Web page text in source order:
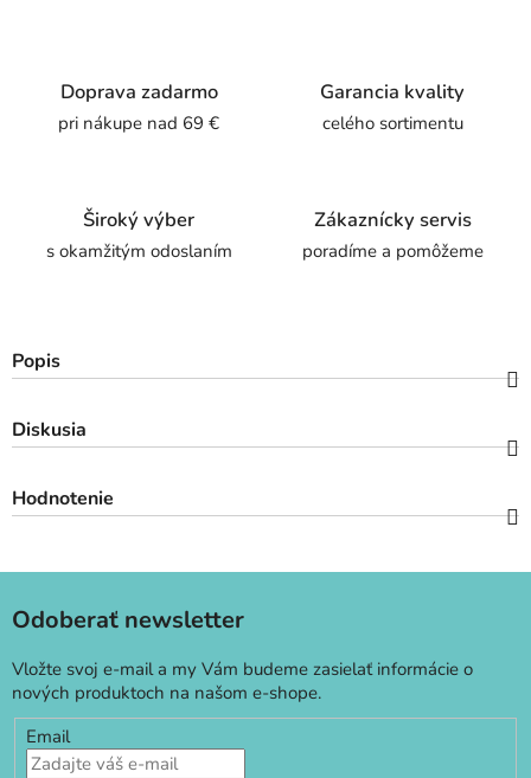
Doprava zadarmo
pri nákupe nad 69 €
Garancia kvality
celého sortimentu
Široký výber
s okamžitým odoslaním
Zákaznícky servis
poradíme a pomôžeme
Popis
Diskusia
Hodnotenie
Odoberať newsletter
Vložte svoj e-mail a my Vám budeme zasielať informácie o
nových produktoch na našom e-shope.
Email